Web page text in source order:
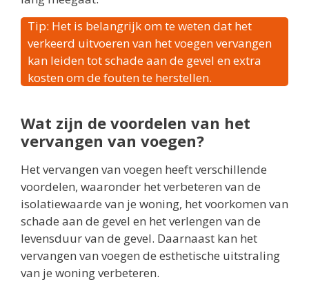
Tip: Het is belangrijk om te weten dat het
verkeerd uitvoeren van het voegen vervangen
kan leiden tot schade aan de gevel en extra
kosten om de fouten te herstellen.
Wat zijn de voordelen van het
vervangen van voegen?
Het vervangen van voegen heeft verschillende
voordelen, waaronder het verbeteren van de
isolatiewaarde van je woning, het voorkomen van
schade aan de gevel en het verlengen van de
levensduur van de gevel. Daarnaast kan het
vervangen van voegen de esthetische uitstraling
van je woning verbeteren.